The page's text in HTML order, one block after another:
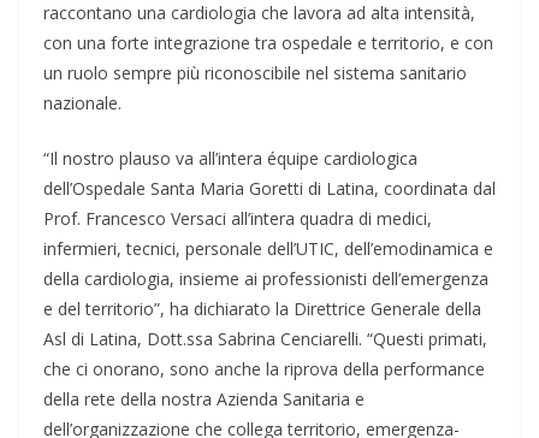
raccontano una cardiologia che lavora ad alta intensità,
con una forte integrazione tra ospedale e territorio, e con
un ruolo sempre più riconoscibile nel sistema sanitario
nazionale.
“Il nostro plauso va all’intera équipe cardiologica
dell’Ospedale Santa Maria Goretti di Latina, coordinata dal
Prof. Francesco Versaci all’intera quadra di medici,
infermieri, tecnici, personale dell’UTIC, dell’emodinamica e
della cardiologia, insieme ai professionisti dell’emergenza
e del territorio”, ha dichiarato la Direttrice Generale della
Asl di Latina, Dott.ssa Sabrina Cenciarelli. “Questi primati,
che ci onorano, sono anche la riprova della performance
della rete della nostra Azienda Sanitaria e
dell’organizzazione che collega territorio, emergenza-